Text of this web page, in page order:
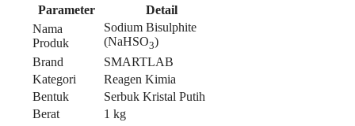
Parameter
Detail
Nama
Produk
Sodium Bisulphite
(NaHSO3)
Brand
SMARTLAB
Kategori
Reagen Kimia
Bentuk
Serbuk Kristal Putih
Berat
1 kg